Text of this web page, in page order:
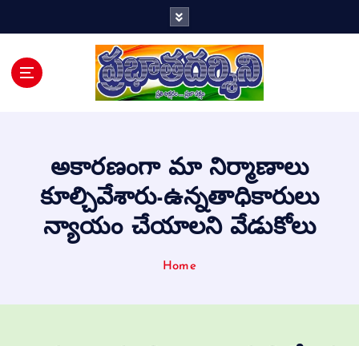
అకారణంగా మా నిర్మాణాలు
కూల్చివేశారు-ఉన్నతాధికారులు
న్యాయం చేయాలని వేడుకోలు
Home